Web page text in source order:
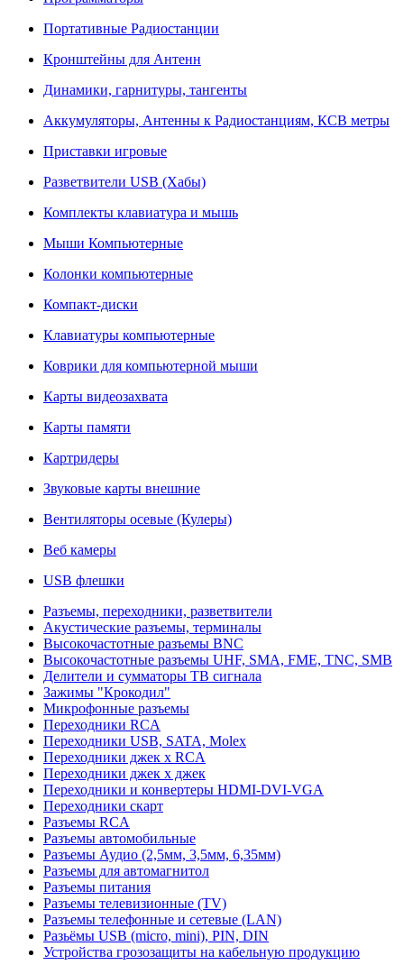
Портативные Радиостанции
Кронштейны для Антенн
Динамики, гарнитуры, тангенты
Аккумуляторы, Антенны к Радиостанциям, КСВ метры
Приставки игровые
Разветвители USB (Хабы)
Комплекты клавиатура и мышь
Мыши Компьютерные
Колонки компьютерные
Компакт-диски
Клавиатуры компьютерные
Коврики для компьютерной мыши
Карты видеозахвата
Карты памяти
Картридеры
Звуковые карты внешние
Вентиляторы осевые (Кулеры)
Веб камеры
USB флешки
Разъемы, переходники, разветвители
Акустические разъемы, терминалы
Высокочастотные разъемы BNC
Высокочастотные разъемы UHF, SMA, FME, TNC, SMB
Делители и сумматоры ТВ сигнала
Зажимы "Крокодил"
Микрофонные разъемы
Переходники RCA
Переходники USB, SATA, Molex
Переходники джек х RCA
Переходники джек х джек
Переходники и конвертеры HDMI-DVI-VGA
Переходники скарт
Разъемы RCA
Разъемы автомобильные
Разъемы Аудио (2,5мм, 3,5мм, 6,35мм)
Разъемы для автомагнитол
Разъемы питания
Разъемы телевизионные (TV)
Разъемы телефонные и сетевые (LAN)
Разьёмы USB (micro, mini), PIN, DIN
Устройства грозозащиты на кабельную продукцию